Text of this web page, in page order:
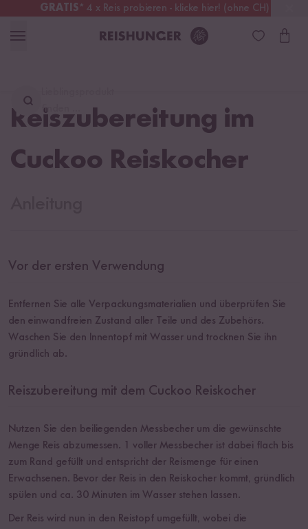
GRATIS* 4 x Reis probieren - klicke hier! (ohne CH)
Österreich Kostenloser Versand
finden ...
Reiszubereitung im
Cuckoo Reiskocher
Vor der ersten Verwendung
Entfernen Sie alle Verpackungsmaterialien und überprüfen Sie
den einwandfreien Zustand aller Teile und des Zubehörs.
Waschen Sie den Innentopf mit Wasser und trocknen Sie ihn
gründlich ab.
Reiszubereitung mit dem Cuckoo Reiskocher
Nutzen Sie den beiliegenden Messbecher um die gewünschte
Menge Reis abzumessen. 1 voller Messbecher ist dabei flach bis
zum Rand gefüllt und entspricht der Reismenge für einen
Erwachsenen. Bevor der Reis in den Reiskocher kommt, gründlich
spülen und ca. 30 Minuten im Wasser stehen lassen.
Der Reis wird nun in den Reistopf umgefüllt, wobei die